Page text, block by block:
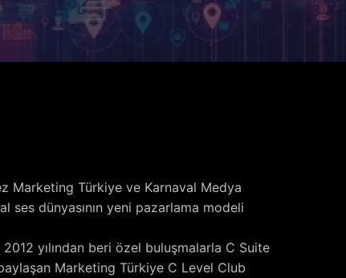
Marketing Türkiye ve Karnaval Medya
ses dünyasının yeni pazarlama modeli
yılından beri özel buluşmalarla C Suite
Marketing Türkiye C Level Club